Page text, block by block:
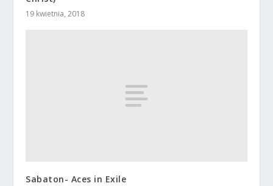
19 kwietnia, 2018
Sabaton- Aces in Exile